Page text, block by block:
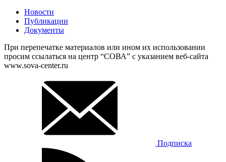
Новости
Публикации
Документы
При перепечатке материалов или ином их использовании
просим ссылаться на центр “СОВА” с указанием веб-сайта
www.sova-center.ru
Подписка